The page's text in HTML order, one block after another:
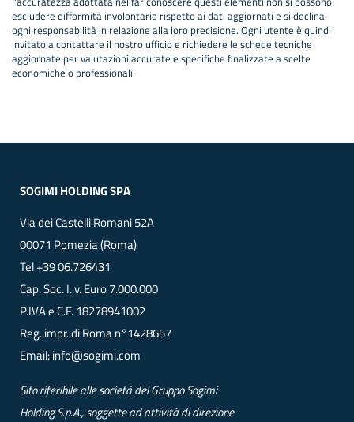
escludere difformità involontarie rispetto ai dati aggiornati e si declina
ogni responsabilità in relazione alla loro precisione. Ogni utente è quindi
invitato a contattare il nostro ufficio e richiedere le schede tecniche
aggiornate per valutazioni accurate e specifiche finalizzate a scelte
economiche o professionali.
SOGIMI HOLDING SPA
Via dei Castelli Romani 52A
00071 Pomezia (Roma)
Tel+39 06.726431
Cap. Soc. I. v. Euro 7.000.000
P.IVA e C.F. 18278941002
Reg. impr. di Roma n°1428657
Email:info@sogimi.com
Sito riferibile alle società del Gruppo Sogimi
Holding S.p.A., soggette ad attività di direzione